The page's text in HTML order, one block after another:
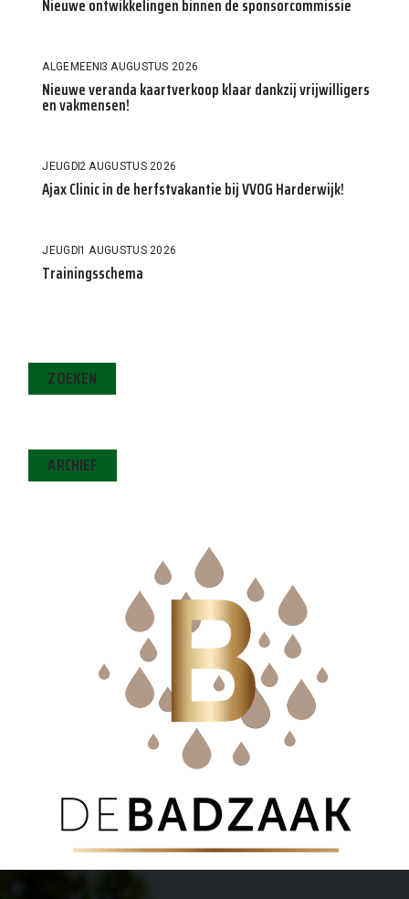
Nieuwe ontwikkelingen binnen de sponsorcommissie
ALGEMEEN3 AUGUSTUS 2026
Nieuwe veranda kaartverkoop klaar dankzij vrijwilligers
en vakmensen!
JEUGD2 AUGUSTUS 2026
Ajax Clinic in de herfstvakantie bij VVOG Harderwijk!
JEUGD1 AUGUSTUS 2026
Trainingsschema
ZOEKEN
ARCHIEF